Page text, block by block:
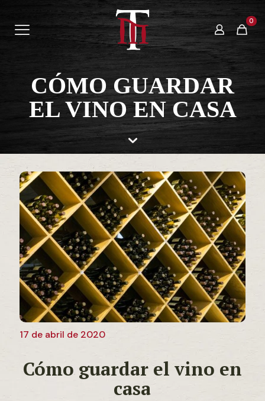
0
CÓMO GUARDAR
EL VINO EN CASA
17 de abril de 2020
Cómo guardar el vino en
casa